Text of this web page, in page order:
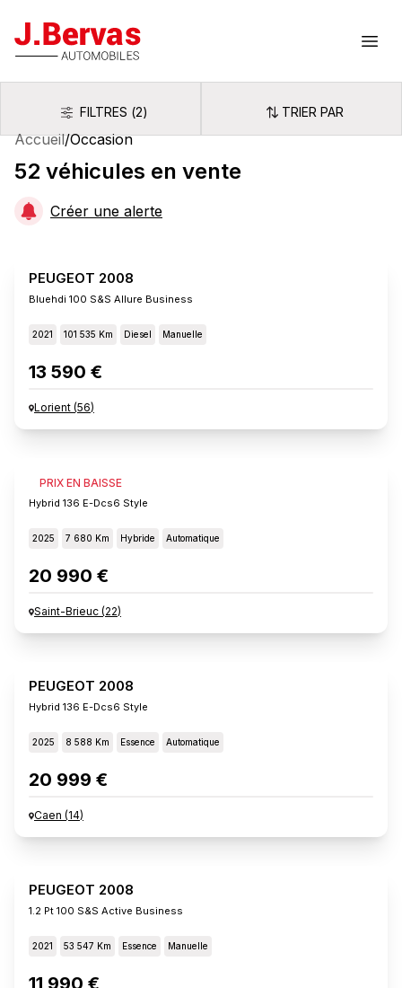
J.Bervas
FiltresFILTRES (2) Trier par
TRIER PAR
Accueil/Occasion
52 véhicules en vente
Créer une alerte
PEUGEOT 2008
Bluehdi 100 S&s Allure Business
2021 101 535 Km Diesel Manuelle
13 590 €
Lorient (56)
PRIX EN BAISSE
PEUGEOT 2008
Hybrid 136 E-Dcs6 Style
2025 7 680 Km Hybride Automatique
20 990 €
Saint-Brieuc (22)
PEUGEOT 2008
Hybrid 136 E-Dcs6 Style
2025 8 588 Km Essence Automatique
20 999 €
Caen (14)
PEUGEOT 2008
1.2 Pt 100 S&s Active Business
2021 53 547 Km Essence Manuelle
11 990 €